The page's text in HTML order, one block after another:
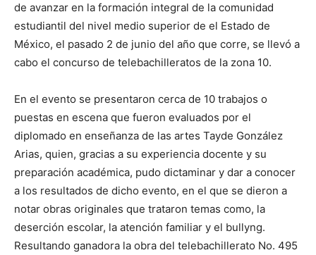
de avanzar en la formación integral de la comunidad
estudiantil del nivel medio superior de el Estado de
México, el pasado 2 de junio del año que corre, se llevó a
cabo el concurso de telebachilleratos de la zona 10.
En el evento se presentaron cerca de 10 trabajos o
puestas en escena que fueron evaluados por el
diplomado en enseñanza de las artes Tayde González
Arias, quien, gracias a su experiencia docente y su
preparación académica, pudo dictaminar y dar a conocer
a los resultados de dicho evento, en el que se dieron a
notar obras originales que trataron temas como, la
deserción escolar, la atención familiar y el bullyng.
Resultando ganadora la obra del telebachillerato No. 495